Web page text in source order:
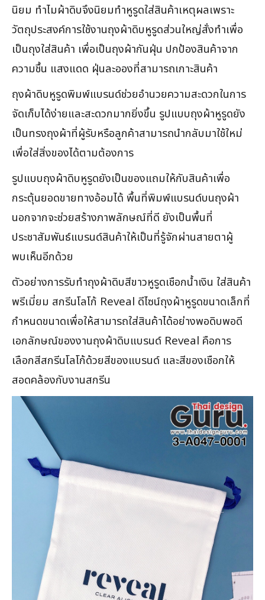
นิยม ทำไมผ้าดิบจึงนิยมทำหูรูดใส่สินค้าเหตุผลเพราะ
วัตถุประสงค์การใช้งานถุงผ้าดิบหูรูดส่วนใหญ่สั่งทำเพื่อ
เป็นถุงใส่สินค้า เพื่อเป็นถุงผ้ากันฝุ่น ปกป้องสินค้าจาก
ความชื้น แสงแดด ฝุ่นละอองที่สามารถเกาะสินค้า
ถุงผ้าดิบหูรูดพิมพ์แบรนด์ช่วยอำนวยความสะดวกในการ
จัดเก็บได้ง่ายและสะดวกมากยิ่งขึ้น รูปแบบถุงผ้าหูรูดยัง
เป็นทรงถุงผ้าที่ผู้รับหรือลูกค้าสามารถนำกลับมาใช้ใหม่
เพื่อใส่สิ่งของได้ตามต้องการ
รูปแบบถุงผ้าดิบหูรูดยังเป็นของแถมให้กับสินค้าเพื่อ
กระตุ้นยอดขายทางอ้อมได้ พื้นที่พิมพ์แบรนด์บนถุงผ้า
นอกจากจะช่วยสร้างภาพลักษณ์ที่ดี ยังเป็นพื้นที่
ประชาสัมพันธ์แบรนด์สินค้าให้เป็นที่รู้จักผ่านสายตาผู้
พบเห็นอีกด้วย
ตัวอย่างการรับทำถุงผ้าดิบสีขาวหูรูดเชือกน้ำเงิน ใส่สินค้า
พรีเมี่ยม สกรีนโลโก้ Reveal ดีไซน์ถุงผ้าหูรูดขนาดเล็กที่
กำหนดขนาดเพื่อให้สามารถใส่สินค้าได้อย่างพอดิบพอดี
เอกลักษณ์ของงานถุงผ้าดิบแบรนด์ Reveal คือการ
เลือกสีสกรีนโลโก้ด้วยสีของแบรนด์ และสีของเชือกให้
สอดคล้องกับงานสกรีน